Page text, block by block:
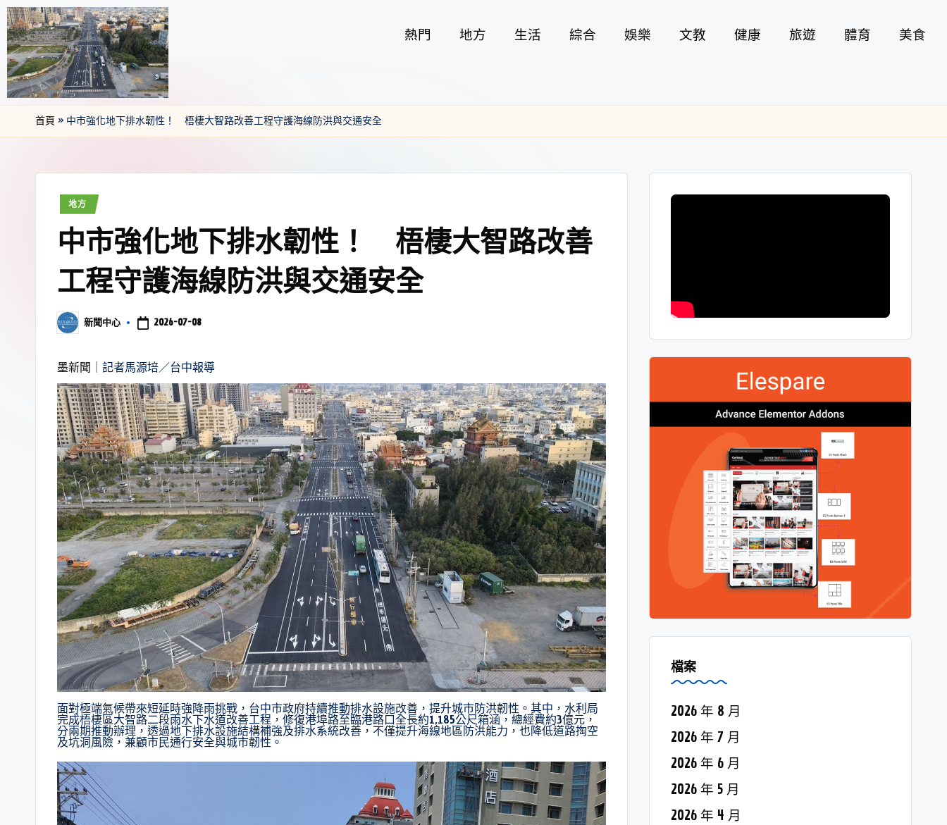
熱門 地方 生活 綜合 娛樂 文教 健康 旅遊 體育 美食
首頁 » 中市強化地下排水韌性！ 梧棲大智路改善工程守護海線防洪與交通安全
地方
中市強化地下排水韌性！ 梧棲大智路改善
工程守護海線防洪與交通安全
新聞中心 2026-07-08
墨新聞 ｜記者馬源培／台中報導
面對極端氣候帶來短延時強降雨挑戰，台中市政府持續推動排水設施改善，提升城市防洪韌性。其中，水利局
完成梧棲區大智路二段雨水下水道改善工程，修復港埠路至臨港路口全長約1,185公尺箱涵，總經費約3億元，
分兩期推動辦理，透過地下排水設施結構補強及排水系統改善，不僅提升海線地區防洪能力，也降低道路掏空
及坑洞風險，兼顧市民通行安全與城市韌性。
檔案
2026 年 8 月
2026 年 7 月
2026 年 6 月
2026 年 5 月
2026 年 4 月